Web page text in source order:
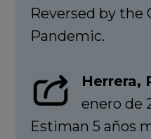
Reversed by the
Pandemic.
Herrera,
enero de
Estiman 5 años